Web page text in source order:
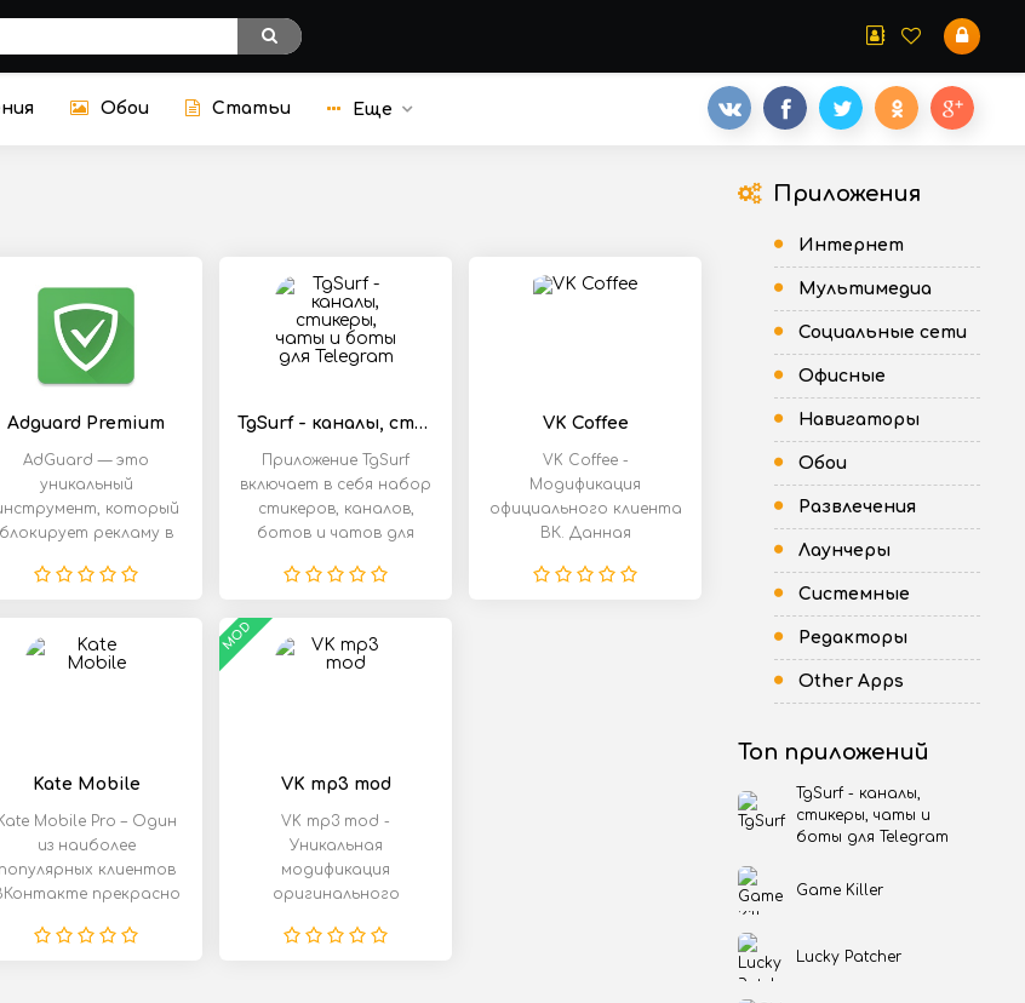
Обои Статьи Еще
Adguard Premium
AdGuard — это
уникальный
который
блокирует рекламу в
браузерах даже без
TgSurf - каналы, стикеры, чаты и боты для Telegram
Приложение TgSurf
включает в себя набор
стикеров, каналов,
ботов и чатов для
VK Coffee
VK Coffee -
Модификация
официального клиента
ВК. Данная
отличается от
Kate Mobile
Kate Mobile Pro – Один
из наиболее
популярных клиентов
прекрасно
VK mp3 mod
VK mp3 mod -
Уникальная
модификация
оригинального
сможете изменить
MOD
Приложения
Интернет
Мультимедиа
Социальные сети
Офисные
Навигаторы
Обои
Развлечения
Лаунчеры
Системные
Редакторы
Other Apps
Топ приложений
TgSurf - каналы,
стикеры, чаты и
боты для Telegram
Game Killer
Lucky Patcher